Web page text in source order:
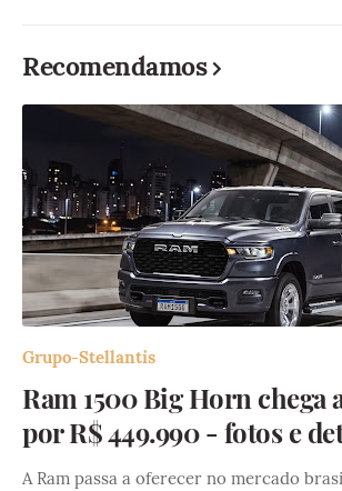
Recomendamos
Grupo-Stellantis
Ram 1500 Big Horn chega
por R$ 449.990 - fotos e
A Ram passa a oferecer no mercado